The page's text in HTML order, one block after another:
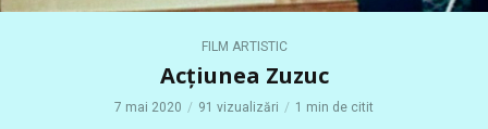
FILM ARTISTIC
Acțiunea Zuzuc
7 mai 2020 91 vizualizări 1 min de citit